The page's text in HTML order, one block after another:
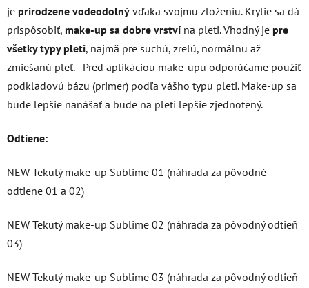
je prirodzene vodeodolný vďaka svojmu zloženiu. Krytie sa dá
prispôsobiť, make-up sa dobre vrství na pleti. Vhodný je pre
všetky typy pleti, najmä pre suchú, zrelú, normálnu až
zmiešanú pleť. Pred aplikáciou make-upu odporúčame použiť
podkladovú bázu (primer) podľa vášho typu pleti. Make-up sa
bude lepšie nanášať a bude na pleti lepšie zjednotený.
Odtiene:
NEW Tekutý make-up Sublime 01 (náhrada za pôvodné
odtiene 01 a 02)
NEW Tekutý make-up Sublime 02 (náhrada za pôvodný odtieň
03)
NEW Tekutý make-up Sublime 03 (náhrada za pôvodný odtieň